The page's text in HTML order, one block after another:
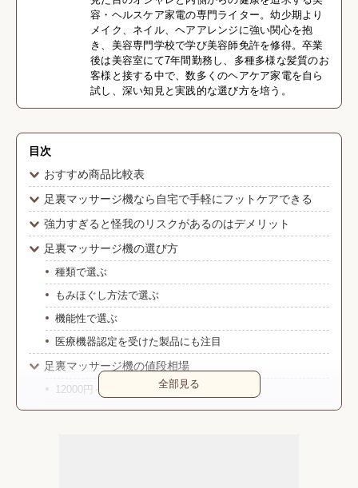
容・ヘルスケア家電の専門ライター。幼少期より
メイク、ネイル、ヘアアレンジに強い関心を抱
き、美容専門学校で学び美容師免許を修得。卒業
後は美容室にて7年間勤務し、多種多様な髪質のお
客様と接する中で、数多くのヘアケア家電を自ら
試し、深い知見と実践的な選び方を培う。
目次
おすすめ商品比較表
足裏マッサージ機なら自宅で手軽にフットケアできる
強力すぎると怪我のリスクがあるのはデメリット
足裏マッサージ機の選び方
種類で選ぶ
もみほぐし方法で選ぶ
機能性で選ぶ
医療機器認定を受けた製品にも注目
足裏マッサージ機の値段相場
12000円～45000円と高めの価格で販売
みんなの予算は？
全部見る